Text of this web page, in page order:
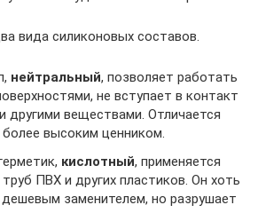
вида силиконовых составов.
нейтральный, позволяет работать
не вступает в контакт
другими веществами. Отличается
более высоким ценником.
кислотный, применяется
ПВХ и других пластиков. Он хоть
дешевым заменителем, но разрушает